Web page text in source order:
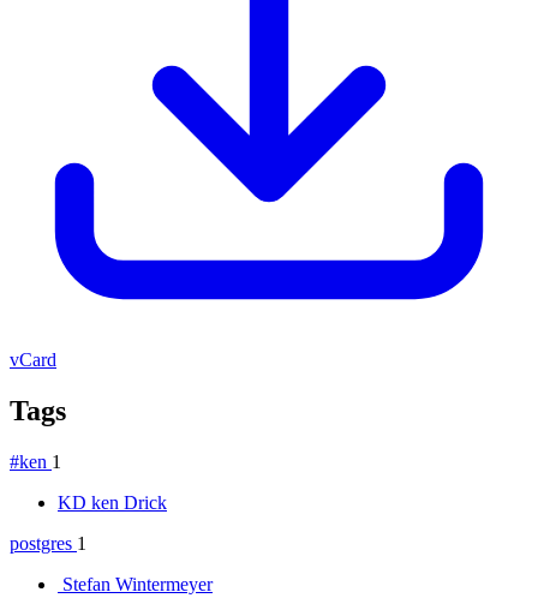
vCard
Tags
#ken 1
KD ken Drick
postgres 1
Stefan Wintermeyer